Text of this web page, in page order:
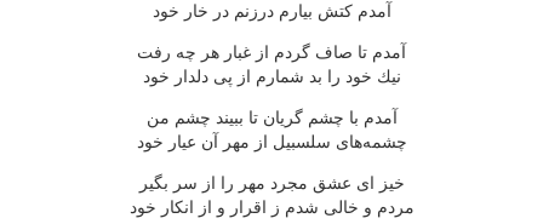
آمدم كتش بیارم درزنم در خار خود
آمدم تا صاف گردم از غبار هر چه رفت
نیك خود را بد شمارم از پی دلدار خود
آمدم با چشم گریان تا ببیند چشم من
چشمه‌های سلسبیل از مهر آن عیار خود
خیز ای عشق مجرد مهر را از سر بگیر
مردم و خالی شدم ز اقرار و از انكار خود